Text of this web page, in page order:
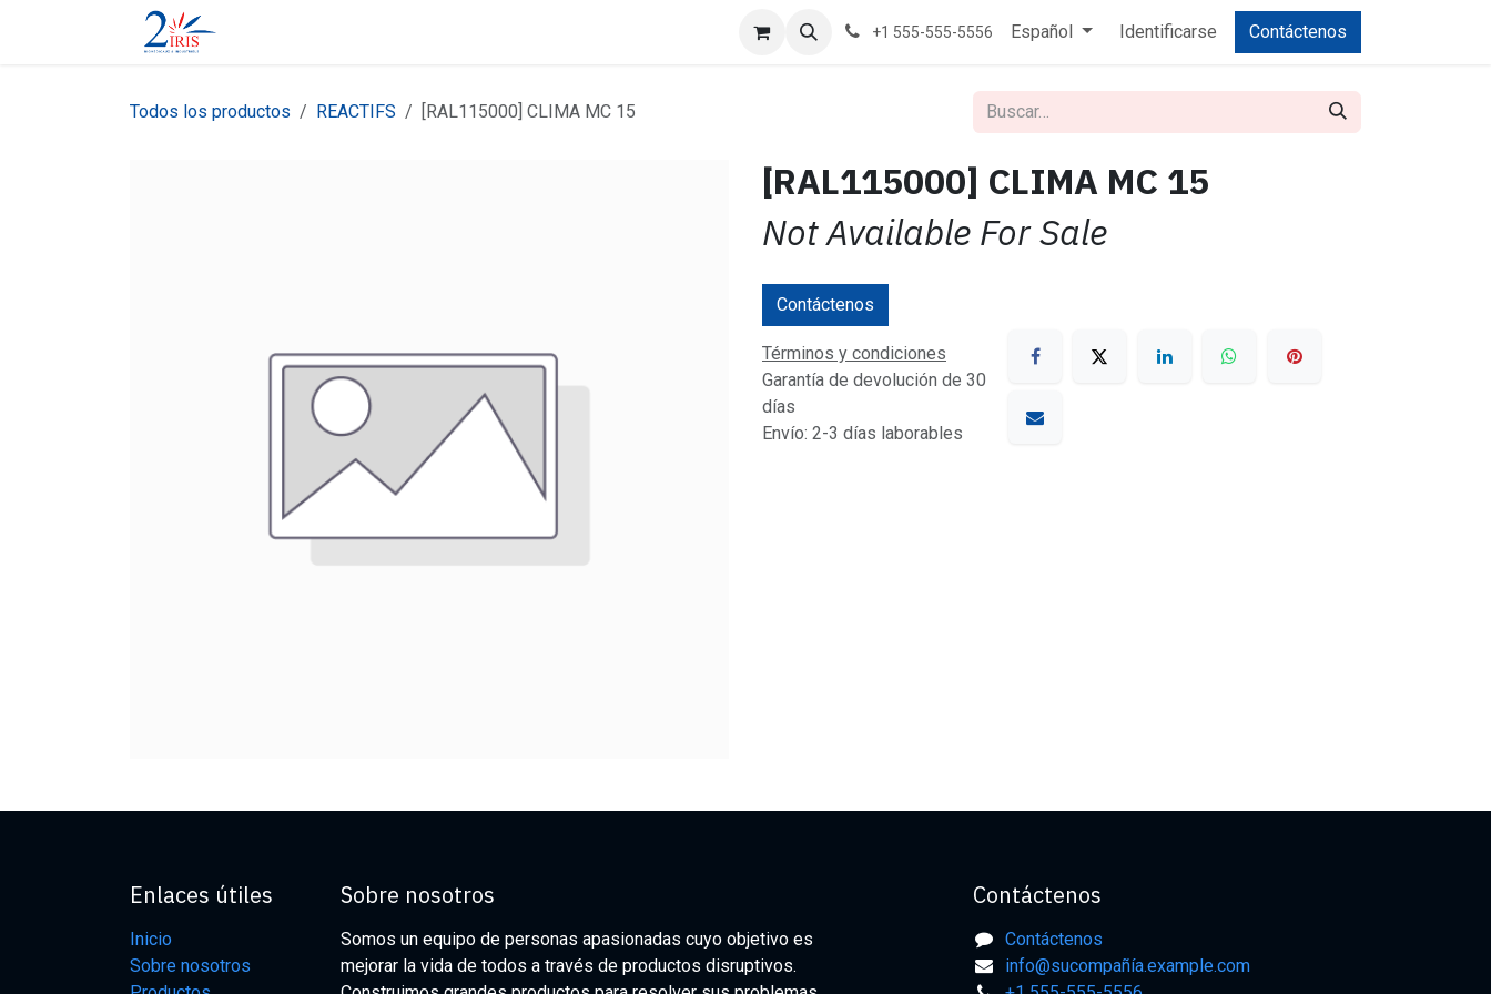
+1 555-555-5556 Español Identificarse Contáctenos
Todos los productos REACTIFS [RAL115000] CLIMA MC 15
[RAL115000] CLIMA MC 15
Not Available For Sale
Contáctenos
Términos y condiciones
Garantía de devolución de 30
días
Envío: 2-3 días laborables
Enlaces útiles
Inicio
Sobre nosotros
Sobre nosotros
Somos un equipo de personas apasionadas cuyo objetivo es
mejorar la vida de todos a través de productos disruptivos.
Contáctenos
Contáctenos
info@sucompañía.example.com